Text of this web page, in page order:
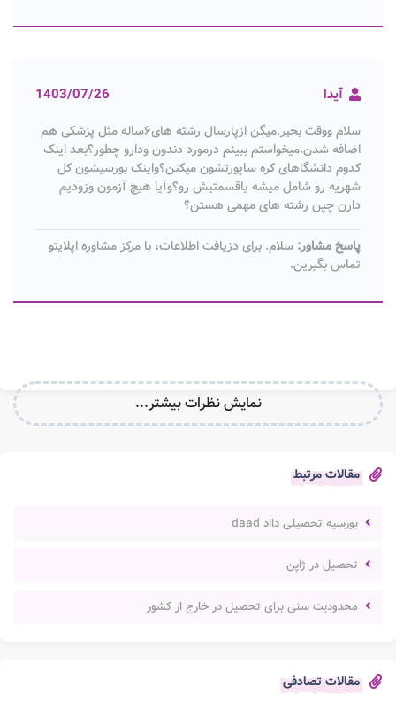
مقالات مرتبط
بورسیه تحصیلی دااد daad
تحصیل در ژاپن
محدودیت سنی برای تحصیل در خارج از کشور
مقالات تصادفی
آیدا 1403/07/26
سلام ووقت بخیر.میگن ازپارسال رشته های۶ساله مثل پزشکی هم
اضافه شدن.میخواستم ببینم درمورد دندون ودارو چطور؟بعد اینک
کدوم دانشگاهای کره ساپورتشون میکنن؟واینک بورسیشون کل
شهریه رو شامل میشه یاقسمتیش رو؟وآیا هیچ آزمون وزودیم
دارن چپن رشته های مهمی هستن؟
پاسخ مشاور: سلام. برای دزیافت اطلاعات، با مرکز مشاوره اپلایتو
تماس بگیرین.
نمایش نظرات بیشتر...